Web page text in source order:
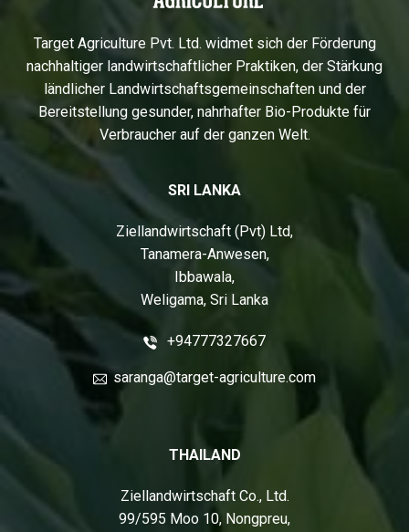
Target Agriculture Pvt. Ltd. widmet sich der Förderung
nachhaltiger landwirtschaftlicher Praktiken, der Stärkung
ländlicher Landwirtschaftsgemeinschaften und der
Bereitstellung gesunder, nahrhafter Bio-Produkte für
Verbraucher auf der ganzen Welt.
SRI LANKA
Ziellandwirtschaft (Pvt) Ltd,
Tanamera-Anwesen,
Ibbawala,
Weligama, Sri Lanka
+94777327667
saranga@target-agriculture.com
THAILAND
Ziellandwirtschaft Co., Ltd.
99/595 Moo 10, Nongpreu,